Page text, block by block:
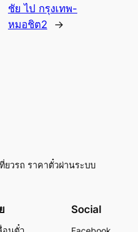
ชัย ไป กรุงเทพ-
หมอชิต2
→
ยวรถ ราคาตั๋วผ่านระบบ
Social